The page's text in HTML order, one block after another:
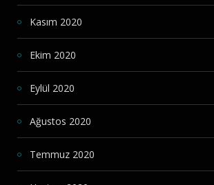
Kasım 2020
Ekim 2020
Eylül 2020
Ağustos 2020
Temmuz 2020